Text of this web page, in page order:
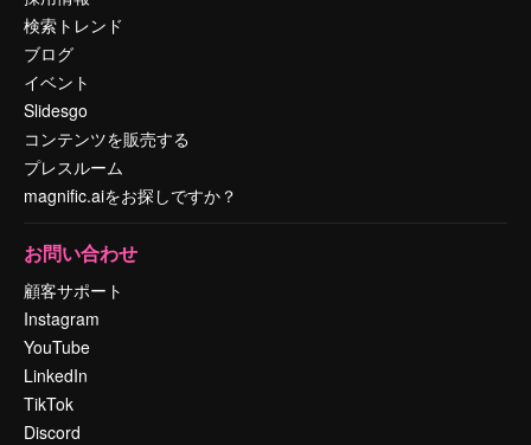
検索トレンド
ブログ
イベント
Slidesgo
コンテンツを販売する
プレスルーム
magnific.aiをお探しですか？
お問い合わせ
顧客サポート
Instagram
YouTube
LinkedIn
TikTok
Discord